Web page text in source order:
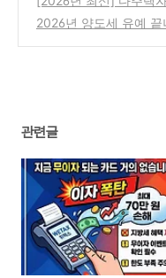
료 전, 절세 매도 타이
2026년 양도세 유예 끝
관련글